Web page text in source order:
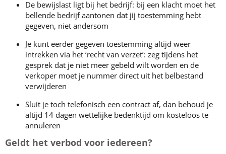
De bewijslast ligt bij het bedrijf: bij een klacht moet het
bellende bedrijf aantonen dat jij toestemming hebt
gegeven, niet andersom
Je kunt eerder gegeven toestemming altijd weer
intrekken via het ‘recht van verzet’: zeg tijdens het
gesprek dat je niet meer gebeld wilt worden en de
verkoper moet je nummer direct uit het belbestand
verwijderen
Sluit je toch telefonisch een contract af, dan behoud je
altijd 14 dagen wettelijke bedenktijd om kosteloos te
annuleren
Geldt het verbod voor iedereen?